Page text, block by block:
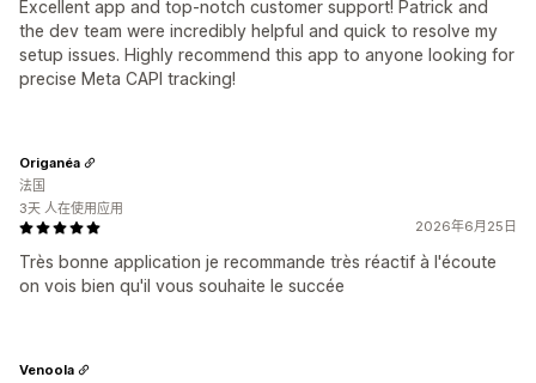
Excellent app and top-notch customer support! Patrick and
the dev team were incredibly helpful and quick to resolve my
setup issues. Highly recommend this app to anyone looking for
precise Meta CAPI tracking!
2026年6月25日
Très bonne application je recommande très réactif à l'écoute
on vois bien qu'il vous souhaite le succée
Origanéa
法国
3天 人在使用应用
Venoola